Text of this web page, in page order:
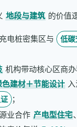
地段与建筑的价值
电桩密集区与 低碳
机构带动核心区商办
色建材＋节能设计入
；
业合作 产电型住宅、